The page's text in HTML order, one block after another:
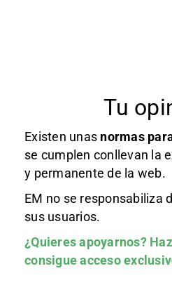
Tu
Existen unas normas
se cumplen conllevan la
y permanente de la web.
EM no se responsabiliza
sus usuarios.
¿Quieres apoyarnos?
consigue acceso